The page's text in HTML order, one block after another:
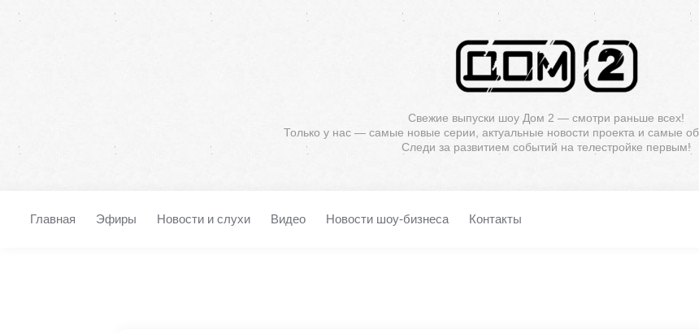
Свежие выпуски шоу Дом 2 — смотри раньше всех!
Только у нас — самые новые серии, актуальные новости проекта и самые
Следи за развитием событий на телестройке первым!
Главная Эфиры Новости и слухи Видео Новости шоу-бизнеса Контакты